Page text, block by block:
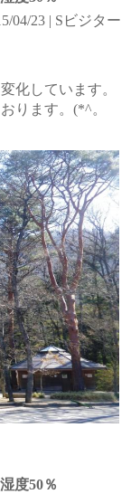
04/23 | Sビジター
化しています。
ります。(*^。
50％